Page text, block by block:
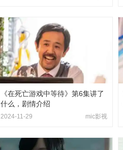
《在死亡游戏中等待》第6集讲了
什么，剧情介绍
2024-11-29 mic影视